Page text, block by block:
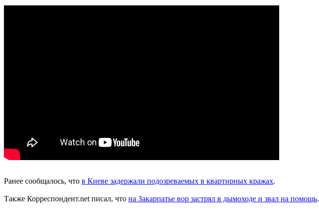
Ранее сообщалось, что в Киеве задержали подозреваемых в квартирных кражах.
Также Корреспондент.net писал, что на Закарпатье вор застрял в дымоходе и звал на помощь.